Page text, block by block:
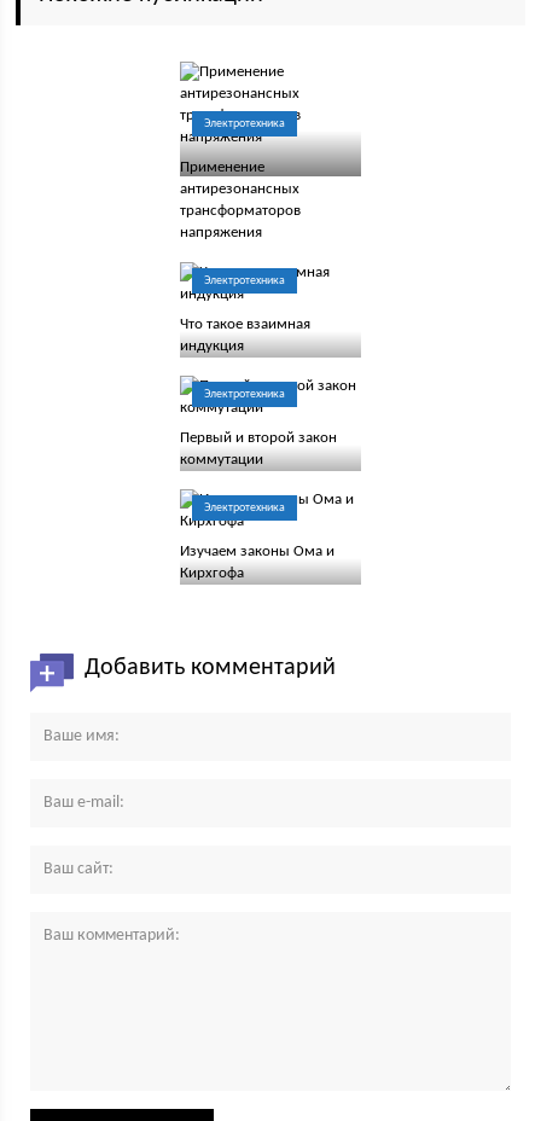
Электротехника
Применение
антирезонансных
трансформаторов
напряжения
Электротехника
Что такое взаимная
индукция
Электротехника
Первый и второй закон
коммутации
Электротехника
Изучаем законы Ома и
Кирхгофа
Добавить комментарий